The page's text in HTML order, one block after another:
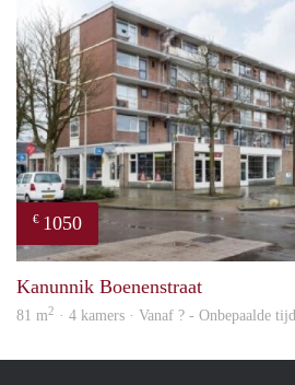
€ 1050
Kanunnik Boenenstraat
81 m2 · 4 kamers · Vanaf ? - Onbepaalde tijd